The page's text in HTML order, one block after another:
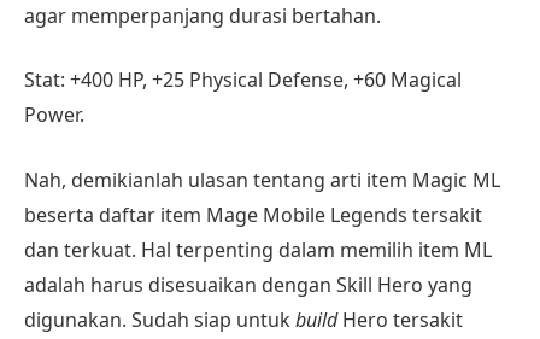
agar memperpanjang durasi bertahan.
Stat: +400 HP, +25 Physical Defense, +60 Magical
Power.
Nah, demikianlah ulasan tentang arti item Magic ML
beserta daftar item Mage Mobile Legends tersakit
dan terkuat. Hal terpenting dalam memilih item ML
adalah harus disesuaikan dengan Skill Hero yang
digunakan. Sudah siap untukbuildHero tersakit